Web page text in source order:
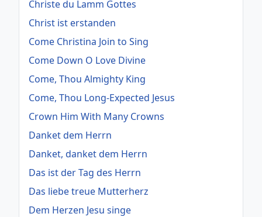
Christe du Lamm Gottes
Christ ist erstanden
Come Christina Join to Sing
Come Down O Love Divine
Come, Thou Almighty King
Come, Thou Long-Expected Jesus
Crown Him With Many Crowns
Danket dem Herrn
Danket, danket dem Herrn
Das ist der Tag des Herrn
Das liebe treue Mutterherz
Dem Herzen Jesu singe